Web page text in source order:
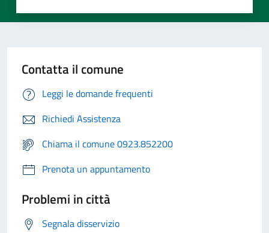
Contatta il comune
Leggi le domande frequenti
Richiedi Assistenza
Chiama il comune 0923.852200
Prenota un appuntamento
Problemi in città
Segnala disservizio